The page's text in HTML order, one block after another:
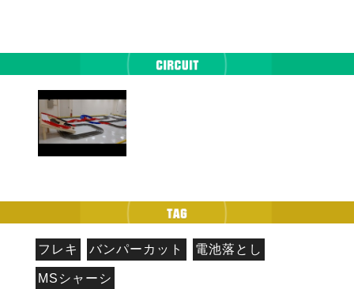
フレキ バンパーカット 電池落とし
MSシャーシ